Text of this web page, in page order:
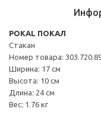
POKAL ПОКАЛ
Стакан
Номер товара:
Ширина: 17 см
Высота: 10 см
Длина: 24 см
Вес: 1.76 кг